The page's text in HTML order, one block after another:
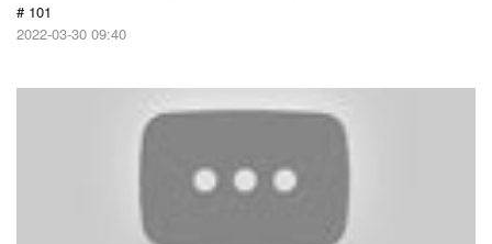
# 101
2022-03-30 09:40